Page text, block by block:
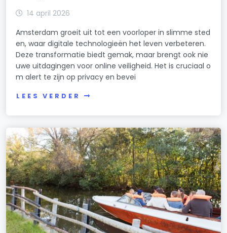
14 april 2026
Amsterdam groeit uit tot een voorloper in slimme sted
en, waar digitale technologieën het leven verbeteren.
Deze transformatie biedt gemak, maar brengt ook nie
uwe uitdagingen voor online veiligheid. Het is cruciaal o
m alert te zijn op privacy en bevei
LEES VERDER